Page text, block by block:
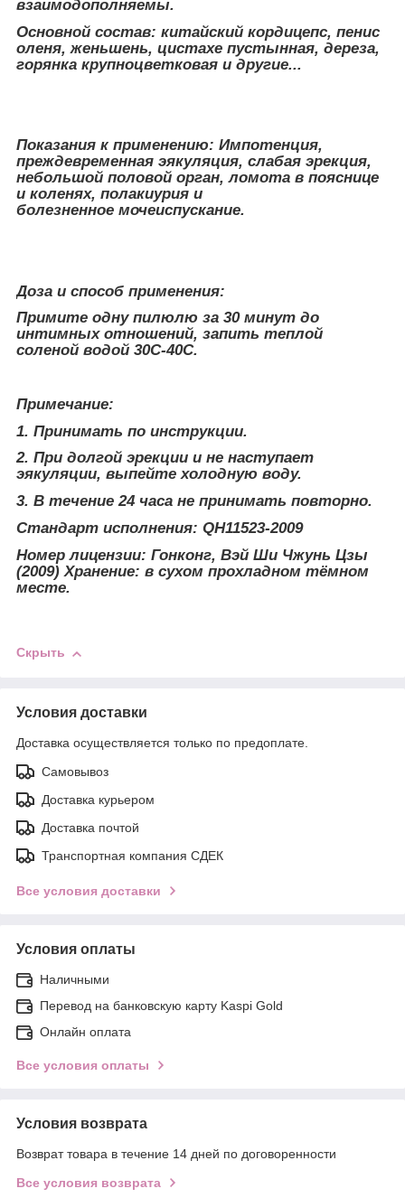
взаимодополняемы.
Основной состав: китайский кордицепс, пенис
оленя, женьшень, цистахе пустынная, дереза,
горянка крупноцветковая и другие...
Показания к применению: Импотенция,
преждевременная эякуляция, слабая эрекция,
небольшой половой орган, ломота в пояснице
и коленях, полакиурия и
болезненное мочеиспускание.
Доза и способ применения:
Примите одну пилюлю за 30 минут до
интимных отношений, запить теплой
соленой водой 30С-40С.
Примечание:
1. Принимать по инструкции.
2. При долгой эрекции и не наступает
эякуляции, выпейте холодную воду.
3. В течение 24 часа не принимать повторно.
Стандарт исполнения: QН11523-2009
Номер лицензии: Гонконг, Вэй Ши Чжунь Цзы
(2009) Хранение: в сухом прохладном тёмном
месте.
Скрыть
Условия доставки
Доставка осуществляется только по предоплате.
Самовывоз
Доставка курьером
Доставка почтой
Транспортная компания СДЕК
Все условия доставки
Условия оплаты
Наличными
Перевод на банковскую карту Kaspi Gold
Онлайн оплата
Все условия оплаты
Условия возврата
Возврат товара в течение 14 дней по договоренности
Все условия возврата